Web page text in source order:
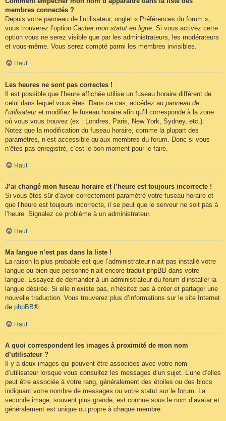
membres connectés ?
Depuis votre panneau de l’utilisateur, onglet « Préférences du forum »,
vous trouverez l’option Cacher mon statut en ligne . Si vous activez cette
option vous ne serez visible que par les administrateurs, les modérateurs
et vous-même. Vous serez compté parmi les membres invisibles.
Haut
Les heures ne sont pas correctes !
Il est possible que l’heure affichée utilise un fuseau horaire différent de
celui dans lequel vous êtes. Dans ce cas, accédez au panneau de
l’utilisateuret modifiez le fuseau horaire afin qu’il corresponde à la zone
où vous vous trouvez (ex : Londres, Paris, New York, Sydney, etc.).
Notez que la modification du fuseau horaire, comme la plupart des
paramètres, n’est accessible qu’aux membres du forum. Donc si vous
n’êtes pas enregistré, c’est le bon moment pour le faire.
Haut
J’ai changé mon fuseau horaire et l’heure est toujours incorrecte !
Si vous êtes sûr d’avoir correctement paramétré votre fuseau horaire et
que l’heure est toujours incorrecte, il se peut que le serveur ne soit pas à
l’heure. Signalez ce problème à un administrateur.
Haut
Ma langue n’est pas dans la liste !
La raison la plus probable est que l’administrateur n’ait pas installé votre
langue ou bien que personne n’ait encore traduit phpBB dans votre
langue. Essayez de demander à un administrateur du forum d’installer la
langue désirée. Si elle n’existe pas, n’hésitez pas à créer et partager une
nouvelle traduction. Vous trouverez plus d’informations sur le site Internet
de phpBB®.
Haut
A quoi correspondent les images à proximité de mon nom
d’utilisateur ?
Il y a deux images qui peuvent être associées avec votre nom
d’utilisateur lorsque vous consultez les messages d’un sujet. L’une d’elles
peut être associée à votre rang, généralement des étoiles ou des blocs
indiquant votre nombre de messages ou votre statut sur le forum. La
seconde image, souvent plus grande, est connue sous le nom d’avatar et
généralement est unique ou propre à chaque membre.